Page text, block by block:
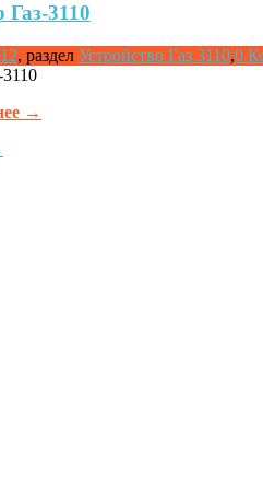
3110
, раздел Устройство Газ 3110,0
→